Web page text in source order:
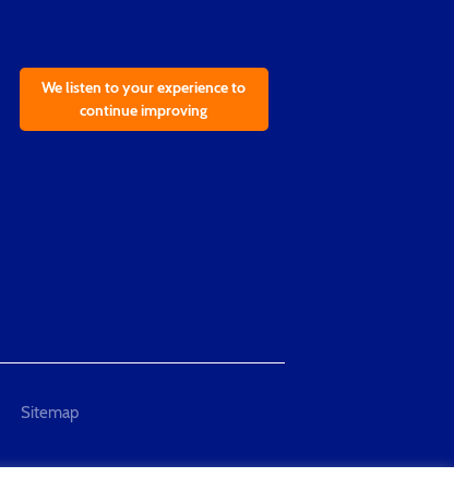
We listen to your experience to
continue improving
Sitemap